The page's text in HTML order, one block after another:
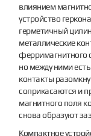
влиянием
устройство
герметичный
металлические
ферримагнитного
но между ними
контакты
соприкасаются и
магнитного поля
снова образуют
Компактное